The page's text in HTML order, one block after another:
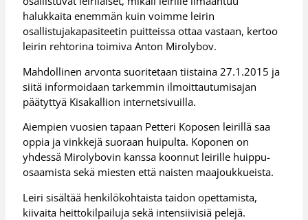
halukkaita enemmän kuin voimme leirin
osallistujakapasiteetin puitteissa ottaa vastaan, kertoo
leirin rehtorina toimiva Anton Mirolybov.
Mahdollinen arvonta suoritetaan tiistaina 27.1.2015 ja
siitä informoidaan tarkemmin ilmoittautumisajan
päätyttyä Kisakallion internetsivuilla.
Aiempien vuosien tapaan Petteri Koposen leirillä saa
oppia ja vinkkejä suoraan huipulta. Koponen on
yhdessä Mirolybovin kanssa koonnut leirille huippu-
osaamista sekä miesten että naisten maajoukkueista.
Leiri sisältää henkilökohtaista taidon opettamista,
kiivaita heittokilpailuja sekä intensiivisiä pelejä.